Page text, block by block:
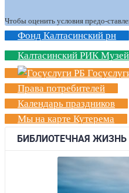
Чтобы оценить условия предо-
Фонд Калтасинский рн
Калтасинский РИК Музей
Права потребителей
Календарь праздников
Мы на карте Кутерема